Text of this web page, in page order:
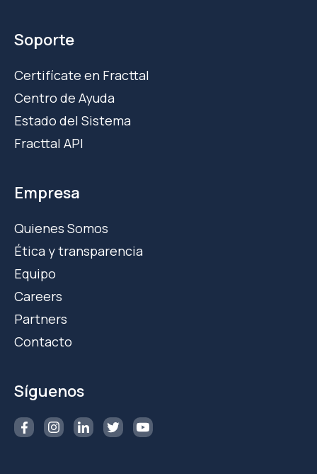
Soporte
Certifícate en Fracttal
Centro de Ayuda
Estado del Sistema
Fracttal API
Empresa
Quienes Somos
Ética y transparencia
Equipo
Careers
Partners
Contacto
Síguenos